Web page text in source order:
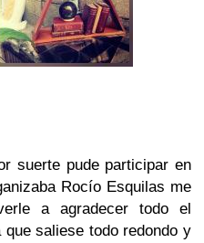
suerte pude participar en
Rocío Esquilas me
a agradecer todo el
saliese todo redondo y